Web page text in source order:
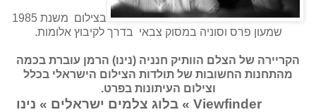
בצילום משנת 1985
שמעון פרס וסוניה במסוק צבאי בדרך לקיבוץ אלומות.
הקריירה של הצלם הוותיק חנניה (נינו) הרמן עוברת בכמה
מהתחנות החשובות של תולדות הצילום הישראלי בכלל
וצילום העיתונות בפרט.
Viewfinder » בלוג צלמים ישראלים » נינו